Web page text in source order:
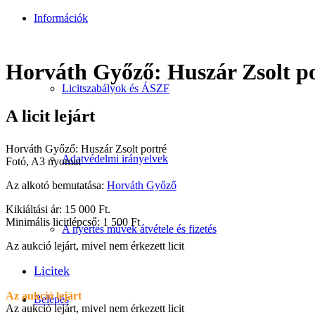
Információk
Licitszabályok és ÁSZF
Adatvédelmi irányelvek
A nyertes művek átvétele és fizetés
Belépés
Horváth Győző: Huszár Zsolt
A licit lejárt
Horváth Győző: Huszár Zsolt portré
Fotó, A3 nyomat
Az alkotó bemutatása: Horváth Győző
Kikiáltási ár: 15 000 Ft.
Minimális licitlépcső: 1 500 Ft
Az aukció lejárt, mivel nem érkezett licit
Licitek
Az aukció lejárt
Az aukció lejárt, mivel nem érkezett licit